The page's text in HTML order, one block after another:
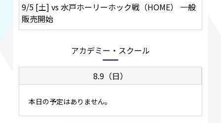
9/5 [土] vs 水戸ホーリーホック戦（HOME） 一般
販売開始
アカデミー・スクール
8.9（日）
本日の予定はありません。